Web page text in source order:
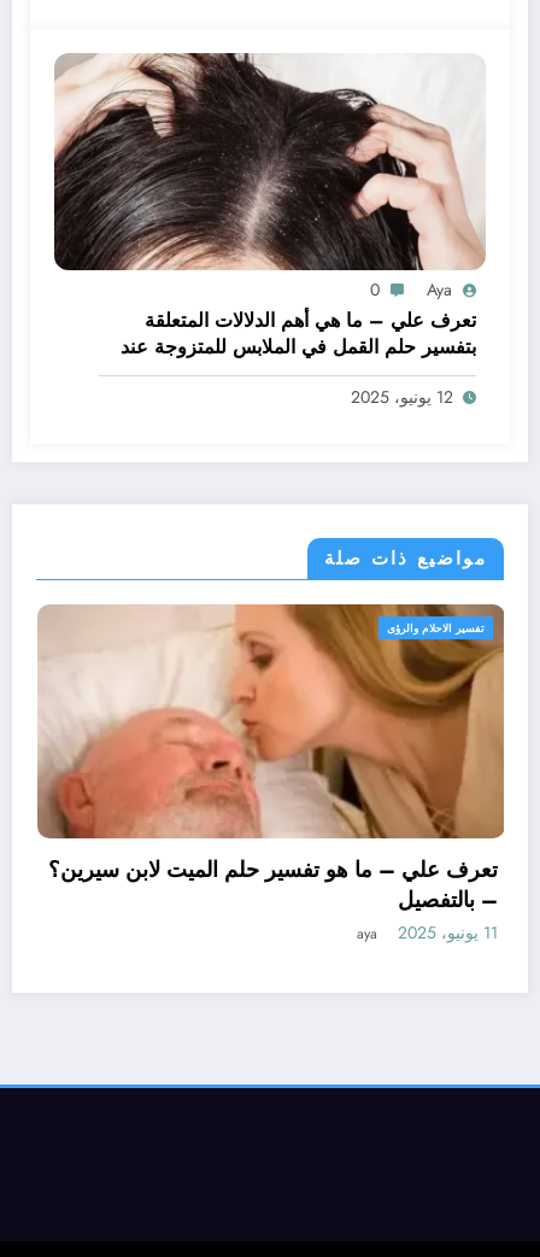
Aya
0
تعرف علي – ما هي أهم الدلالات المتعلقة
بتفسير حلم القمل في الملابس للمتزوجة عند
ابن سيرين؟ – بالتفصيل
12 يونيو، 2025
مواضيع ذات صلة
تعرف علي –
تأويل ابن سيرين لتفسير حلم